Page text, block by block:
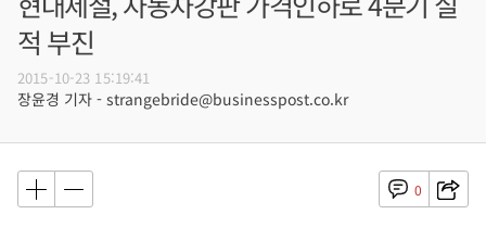
적 부진
2015-10-23 15:19:41
장윤경 기자 - strangebride@businesspost.co.kr
0